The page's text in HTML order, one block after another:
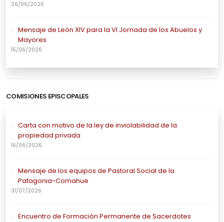
26/06/2026
Mensaje de León XIV para la VI Jornada de los Abuelos y
Mayores
15/06/2026
COMISIONES EPISCOPALES
Carta con motivo de la ley de inviolabilidad de la
propiedad privada
16/06/2026
Mensaje de los equipos de Pastoral Social de la
Patagonia-Comahue
31/07/2026
Encuentro de Formación Permanente de Sacerdotes